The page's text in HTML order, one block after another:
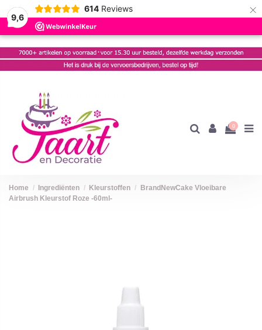
9,6
614 Reviews ×
0
Home Ingrediënten Kleurstoffen
BrandNewCake Vloeibare
Airbrush Kleurstof Roze -60ml-